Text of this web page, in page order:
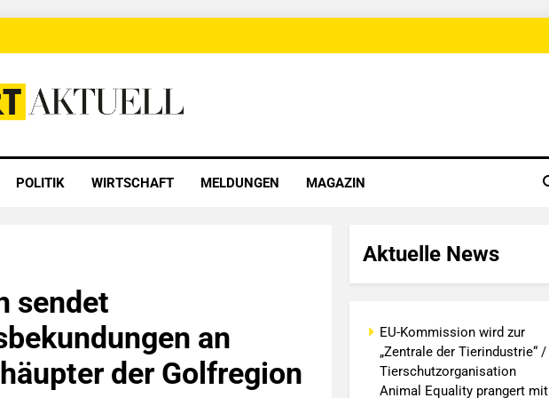
POLITIK WIRTSCHAFT MELDUNGEN MAGAZIN
sendet
an
der Golfregion
Aktuelle News
EU-Kommission wird zur
„Zentrale der Tierindustrie“ /
Tierschutzorganisation
Animal Equality prangert mit